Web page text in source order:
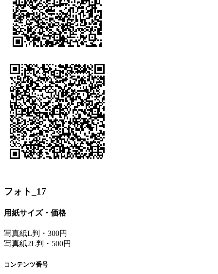
フォト_17
用紙サイズ・価格
写真紙L判・300円
写真紙2L判・500円
コンテンツ番号